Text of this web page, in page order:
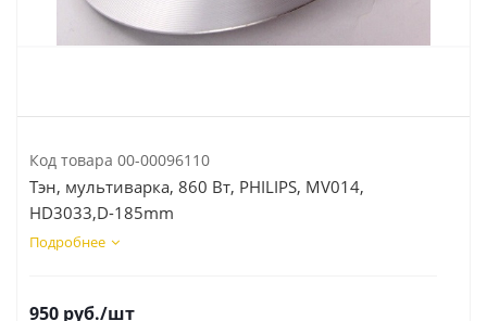
Код товара 00-00096110
Тэн, мультиварка, 860 Вт, PHILIPS, MV014,
HD3033,D-185mm
Подробнее
950 руб./шт